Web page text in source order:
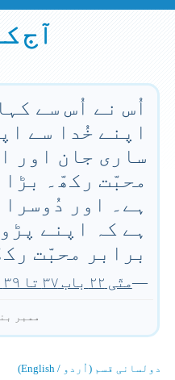
آج
اُس نے اُس سے
اپنے خُدا سے
ساری جان اور
محبّت رکھّ۔ بڑا
ہے۔ اور
ہے کہ اپنے
برابر محبّت
—متّی ۲۲ باب ۳۷ تا ۳۹ آیت
ممبر
دولسانی قسم (اُردو / English)